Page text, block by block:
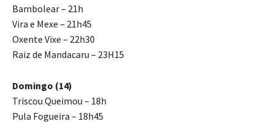
Bambolear – 21h
Vira e Mexe – 21h45
Oxente Vixe – 22h30
Raiz de Mandacaru – 23H15
Domingo (14)
Triscou Queimou – 18h
Pula Fogueira – 18h45